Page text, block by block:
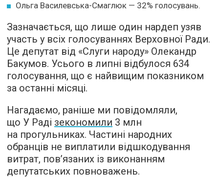
Ольга Василевська-Смаглюк — 32% голосувань.
Зазначається, що лише один нардеп узяв
участь у всіх голосуваннях Верховної Ради.
Це депутат від «Слуги народу» Олекандр
Бакумов. Усього в липні відбулося 634
голосування, що є найвищим показником
за останні місяці.
Нагадаємо, раніше ми повідомляли,
що У Раді зекономили 3 млн
на прогульниках. Частині народних
обранців не виплатили відшкодування
витрат, пов’язаних із виконанням
депутатських повноважень.